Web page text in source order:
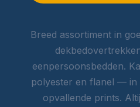
Breed assortiment in
eenpersoonsbedden.
polyester en flanel —
opvallende prints.